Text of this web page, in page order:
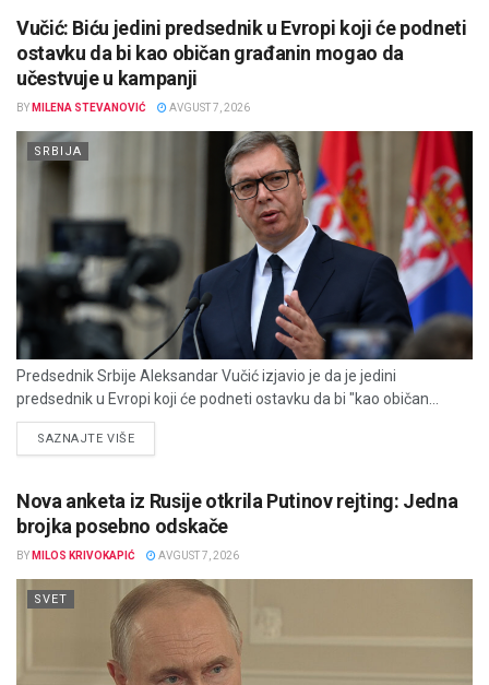
Vučić: Biću jedini predsednik u Evropi koji će podneti
ostavku da bi kao običan građanin mogao da
učestvuje u kampanji
BY MILENA STEVANOVIĆ AVGUST 7, 2026
SRBIJA
Predsednik Srbije Aleksandar Vučić izjavio je da je jedini
predsednik u Evropi koji će podneti ostavku da bi "kao običan...
SAZNAJTE VIŠEDETAILS
Nova anketa iz Rusije otkrila Putinov rejting: Jedna
brojka posebno odskače
BY MILOS KRIVOKAPIĆ AVGUST 7, 2026
SVET